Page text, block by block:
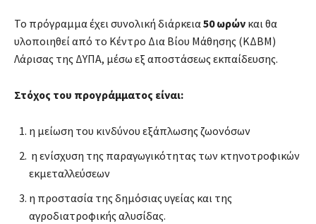
Το πρόγραμμα έχει συνολική διάρκεια50 ωρών και θα
υλοποιηθεί από το Κέντρο Δια Βίου Μάθησης (ΚΔΒΜ)
Λάρισας της ΔΥΠΑ, μέσω εξ αποστάσεως εκπαίδευσης.
Στόχος του προγράμματος είναι:
η μείωση του κινδύνου εξάπλωσης ζωονόσων
η ενίσχυση της παραγωγικότητας των κτηνοτροφικών
εκμεταλλεύσεων
η προστασία της δημόσιας υγείας και της
αγροδιατροφικής αλυσίδας.